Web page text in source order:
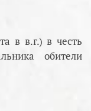
в в.г.) в честь
обители